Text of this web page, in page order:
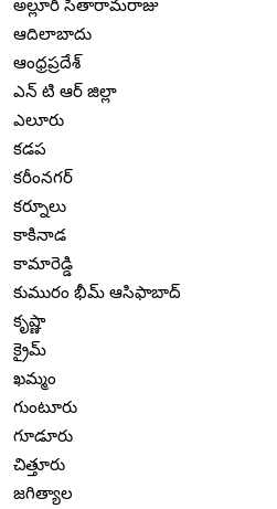
అల్లూరి సీతారామరాజు
ఆదిలాబాదు
ఆంధ్రప్రదేశ్
ఎన్ టి ఆర్ జిల్లా
ఎలూరు
కడప
కరీంనగర్
కర్నూలు
కాకినాడ
కామారెడ్డి
కుమురం భీమ్ ఆసిఫాబాద్
కృష్ణా
క్రైమ్
ఖమ్మం
గుంటూరు
గూడూరు
చిత్తూరు
జగిత్యాల